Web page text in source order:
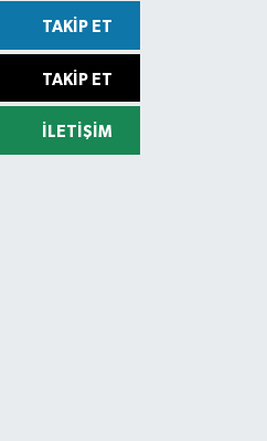
TAKIP ET
TAKIP ET
İLETIŞIM